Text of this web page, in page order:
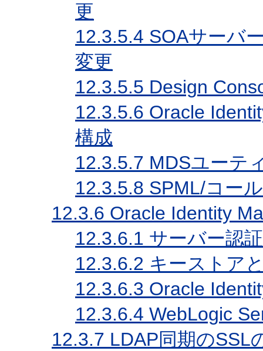
更
12.3.5.4 SOAサーバ
変更
12.3.5.5 Design
12.3.5.6 Oracle
構成
12.3.5.7 MDSユーテ
12.3.5.8 SPML/コー
12.3.6 Oracle Identity
12.3.6.1 サーバー認
12.3.6.2 キーストア
12.3.6.3 Oracle
12.3.6.4 WebLogic
12.3.7 LDAP同期のSSL